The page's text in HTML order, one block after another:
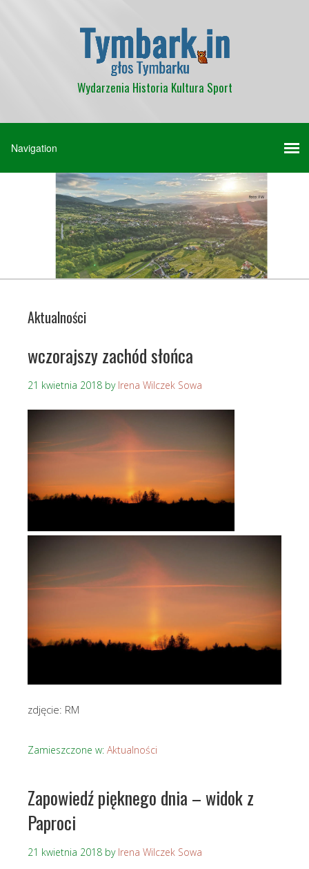
Wydarzenia Historia Kultura Sport
Aktualności
wczorajszy zachód słońca
21 kwietnia 2018 by Irena Wilczek Sowa
zdjęcie: RM
Zamieszczone w: Aktualności
Zapowiedź pięknego dnia – widok z
Paproci
21 kwietnia 2018 by Irena Wilczek Sowa